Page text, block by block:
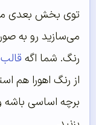
توی بخش بعدی
می‌سازید رو به
رنگ. شما اگهقالب
از رنگ اهورا هم
برچه اساسی باشه